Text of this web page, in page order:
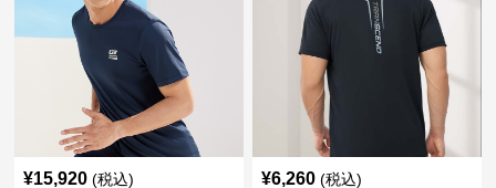
¥15,920 (税込) ¥6,260 (税込)